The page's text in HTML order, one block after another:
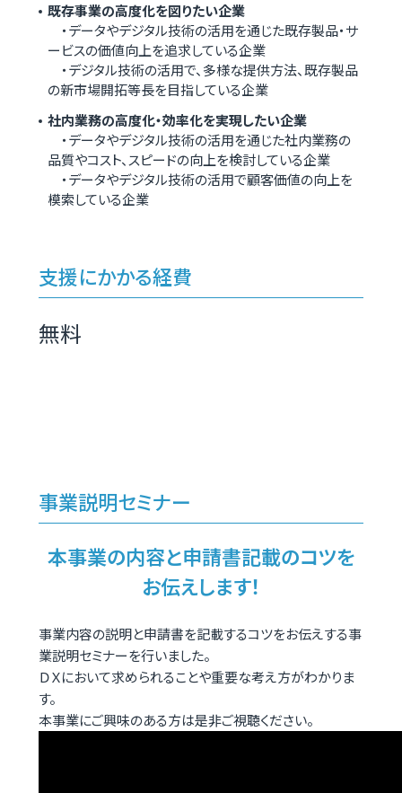
既存事業の高度化を図りたい企業
・データやデジタル技術の活用を通じた既存製品・サ
ービスの価値向上を追求している企業
・デジタル技術の活用で、多様な提供方法、既存製品
の新市場開拓等長を目指している企業
社内業務の高度化・効率化を実現したい企業
・データやデジタル技術の活用を通じた社内業務の
品質やコスト、スピードの向上を検討している企業
・データやデジタル技術の活用で顧客価値の向上を
模索している企業
支援にかかる経費
無料
事業説明セミナー
本事業の内容と申請書記載のコツを
お伝えします！
事業内容の説明と申請書を記載するコツをお伝えする事
業説明セミナーを行いました。
ＤＸにおいて求められることや重要な考え方がわかりま
す。
本事業にご興味のある方は是非ご視聴ください。